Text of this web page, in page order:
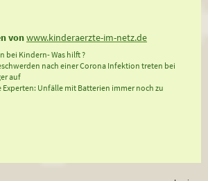
vonwww.kinderaerzte-im-netz.de
bei Kindern-Was hilft ?
nach einer Corona Infektion treten bei
auf
Experten: Unfälle mit Batterien immer noch zu